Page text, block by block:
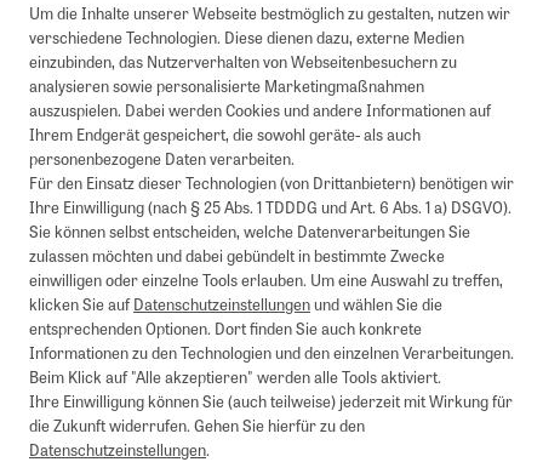
Um die Inhalte unserer Webseite bestmöglich zu gestalten, nutzen wir
verschiedene Technologien. Diese dienen dazu, externe Medien
einzubinden, das Nutzerverhalten von Webseitenbesuchern zu
analysieren sowie personalisierte Marketingmaßnahmen
auszuspielen. Dabei werden Cookies und andere Informationen auf
Ihrem Endgerät gespeichert, die sowohl geräte- als auch
personenbezogene Daten verarbeiten.
Für den Einsatz dieser Technologien (von Drittanbietern) benötigen wir
Ihre Einwilligung (nach § 25 Abs. 1 TDDDG und Art. 6 Abs. 1 a) DSGVO).
Sie können selbst entscheiden, welche Datenverarbeitungen Sie
zulassen möchten und dabei gebündelt in bestimmte Zwecke
einwilligen oder einzelne Tools erlauben. Um eine Auswahl zu treffen,
klicken Sie aufDatenschutzeinstellungenund wählen Sie die
entsprechenden Optionen. Dort finden Sie auch konkrete
Informationen zu den Technologien und den einzelnen Verarbeitungen.
Beim Klick auf "Alle akzeptieren" werden alle Tools aktiviert.
Ihre Einwilligung können Sie (auch teilweise) jederzeit mit Wirkung für
die Zukunft widerrufen. Gehen Sie hierfür zu den
Datenschutzeinstellungen.